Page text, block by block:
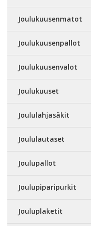
Joulukuusenmatot
Joulukuusenpallot
Joulukuusenvalot
Joulukuuset
Joululahjasäkit
Joululautaset
Joulupallot
Joulupiparipurkit
Jouluplaketit